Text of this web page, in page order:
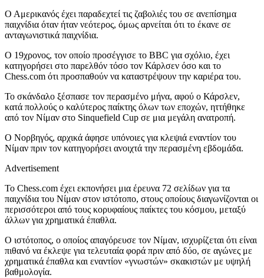
Ο Αμερικανός έχει παραδεχτεί τις ζαβολιές του σε ανεπίσημα
παιχνίδια όταν ήταν νεότερος, όμως αρνείται ότι το έκανε σε
ανταγωνιστικά παιχνίδια.
Ο 19χρονος, τον οποίο προσέγγισε το BBC για σχόλιο, έχει
κατηγορήσει στο παρελθόν τόσο τον Κάρλσεν όσο και το
Chess.com ότι προσπαθούν να καταστρέψουν την καριέρα του.
Το σκάνδαλο ξέσπασε τον περασμένο μήνα, αφού ο Κάρσλεν,
κατά πολλούς ο καλύτερος παίκτης όλων των εποχών, ηττήθηκε
από τον Nίμαν στο Sinquefield Cup σε μια μεγάλη ανατροπή.
Ο Νορβηγός, αρχικά άφησε υπόνοιες για κλεψιά εναντίον του
Nίμαν πριν τον κατηγορήσει ανοιχτά την περασμένη εβδομάδα.
Advertisement
Το Chess.com έχει εκπονήσει μια έρευνα 72 σελίδων για τα
παιχνίδια του Nίμαν στον ιστότοπο, στους οποίους διαγωνίζονται οι
περισσότεροι από τους κορυφαίους παίκτες του κόσμου, μεταξύ
άλλων για χρηματικά έπαθλα.
Ο ιστότοπος, ο οποίος απαγόρευσε τον Nίμαν, ισχυρίζεται ότι είναι
πιθανό να έκλεψε για τελευταία φορά πριν από δύο, σε αγώνες με
χρηματικά έπαθλα και εναντίον «γνωστών» σκακιστών με υψηλή
βαθμολογία.